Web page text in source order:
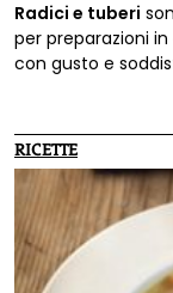
Radici e tuberi
per preparazioni
con gusto e
RICETTE